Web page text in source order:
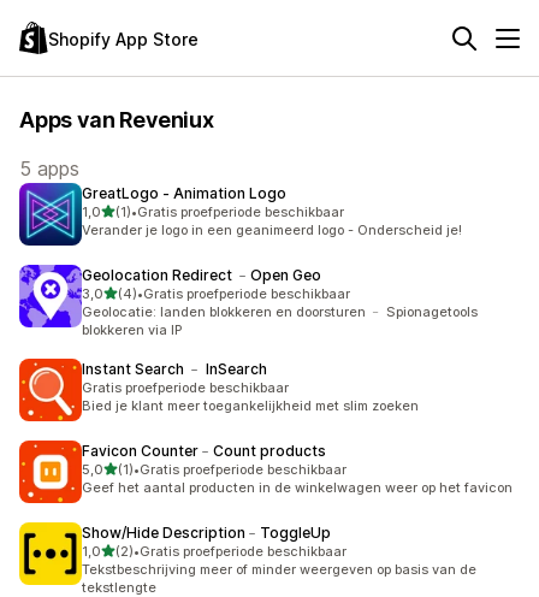
Shopify App Store
Apps van Reveniux
5 apps
GreatLogo ‑ Animation Logo
1,0van 5 sterren
(1)
1 recensies in totaal
•Gratis proefperiode beschikbaar
Verander je logo in een geanimeerd logo - Onderscheid je!
Geolocation Redirect ﹣Open Geo
3,0van 5 sterren
(4)
4 recensies in totaal
•Gratis proefperiode beschikbaar
Geolocatie: landen blokkeren en doorsturen ﹣ Spionagetools
blokkeren via IP
Instant Search ﹣ InSearch
Gratis proefperiode beschikbaar
Bied je klant meer toegankelijkheid met slim zoeken
Favicon Counter﹣Count products
5,0van 5 sterren
(1)
1 recensies in totaal
•Gratis proefperiode beschikbaar
Geef het aantal producten in de winkelwagen weer op het favicon
Show/Hide Description﹣ToggleUp
1,0van 5 sterren
(2)
2 recensies in totaal
•Gratis proefperiode beschikbaar
Tekstbeschrijving meer of minder weergeven op basis van de
tekstlengte